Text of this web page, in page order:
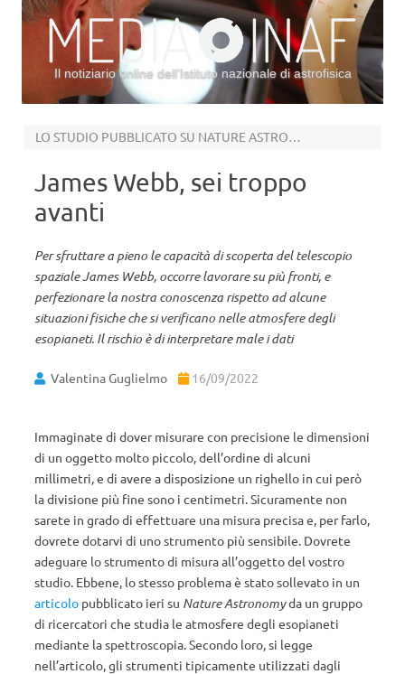
Il notiziario online dell’Istituto nazionale di astrofisica
LO STUDIO PUBBLICATO SU NATURE ASTRONOMY
James Webb, sei troppo
avanti
Per sfruttare a pieno le capacità di scoperta del telescopio
spaziale James Webb, occorre lavorare su più fronti, e
perfezionare la nostra conoscenza rispetto ad alcune
situazioni fisiche che si verificano nelle atmosfere degli
esopianeti. Il rischio è di interpretare male i dati
Valentina Guglielmo 16/09/2022
Immaginate di dover misurare con precisione le dimensioni
di un oggetto molto piccolo, dell’ordine di alcuni
millimetri, e di avere a disposizione un righello in cui però
la divisione più fine sono i centimetri. Sicuramente non
sarete in grado di effettuare una misura precisa e, per farlo,
dovrete dotarvi di uno strumento più sensibile. Dovrete
adeguare lo strumento di misura all’oggetto del vostro
studio. Ebbene, lo stesso problema è stato sollevato in un
articolo pubblicato ieri su Nature Astronomyda un gruppo
di ricercatori che studia le atmosfere degli esopianeti
mediante la spettroscopia. Secondo loro, si legge
nell’articolo, gli strumenti tipicamente utilizzati dagli